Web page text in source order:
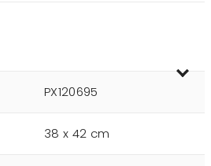
PX120695
38 x 42 cm